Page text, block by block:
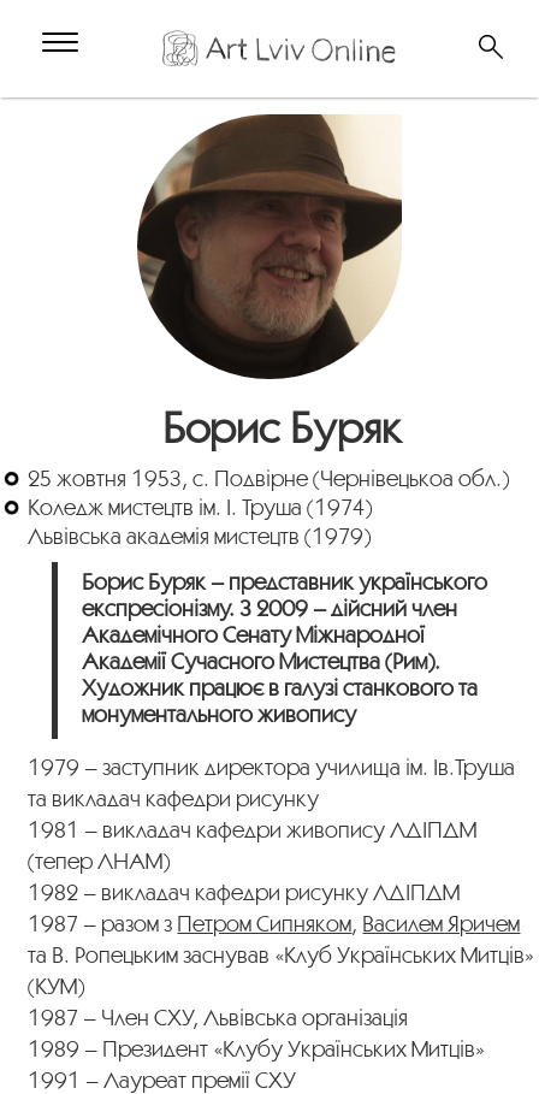
Борис Буряк
25 жовтня 1953, с. Подвірне (Чернівецькоа обл.)
Коледж мистецтв ім. І. Труша (1974)
Львівська академія мистецтв (1979)
Борис Буряк – представник українського
експресіонізму. З 2009 – дійсний член
Академічного Сенату Міжнародної
Академії Сучасного Мистецтва (Рим).
Художник працює в галузі станкового та
монументального живопису
1979 – заступник директора училища ім. Ів.Труша
та викладач кафедри рисунку
1981 – викладач кафедри живопису ЛДІПДМ
(тепер ЛНАМ)
1982 – викладач кафедри рисунку ЛДІПДМ
1987 – разом з Петром Сипняком, Василем Яричем
та В. Ропецьким заснував «Клуб Українських Митців»
(КУМ)
1987 – Член СХУ, Львівська організація
1989 – Президент «Клубу Українських Митців»
1991 – Лауреат премії СХУ